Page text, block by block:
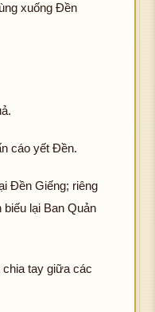
xuống Đền
cáo yết Đền.
Đền Giếng; riêng
lại Ban Quản
tay giữa các